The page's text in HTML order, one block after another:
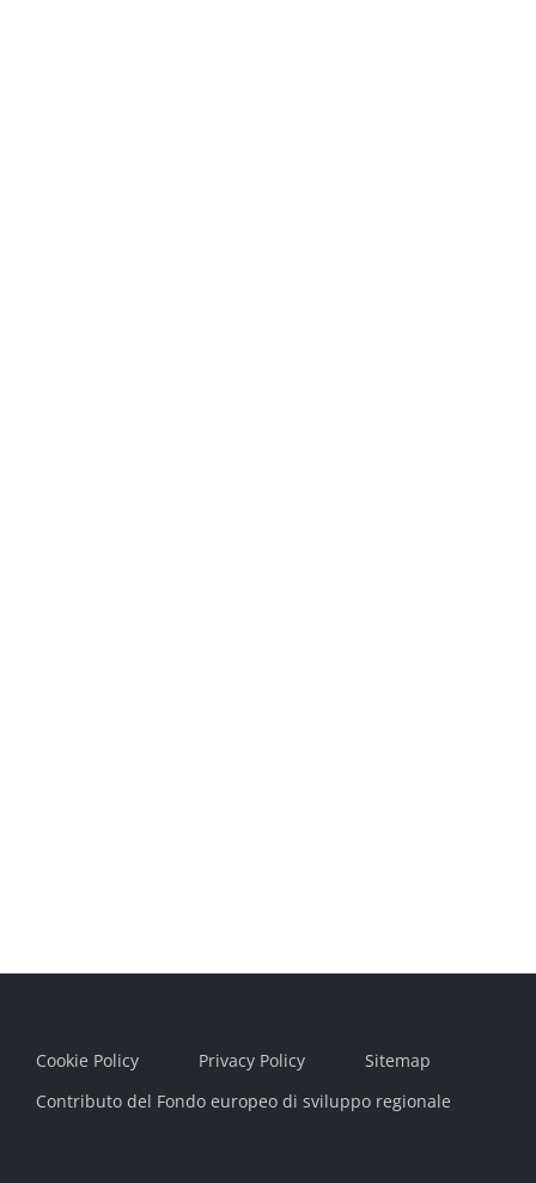
Cookie Policy Privacy Policy
Sitemap
Contributo del Fondo europeo di sviluppo regionale